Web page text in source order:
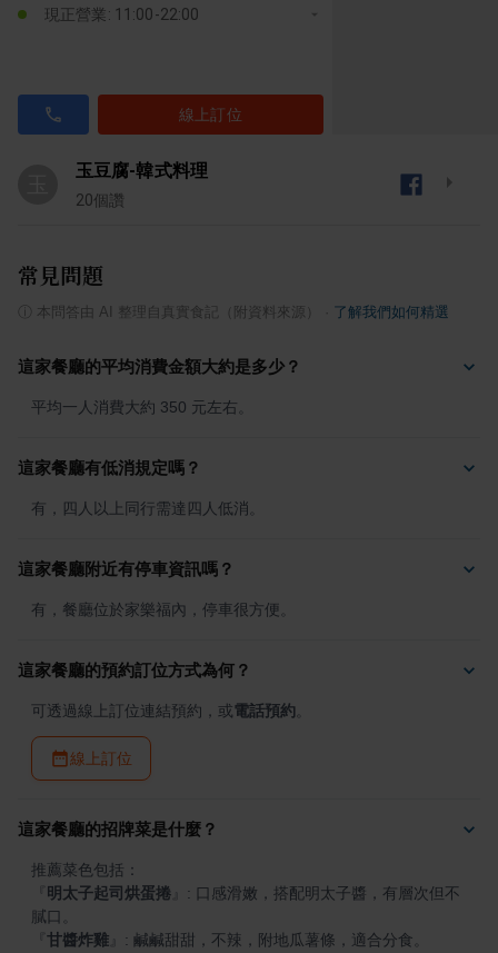
現正營業: 11:00-22:00
線上訂位
玉豆腐-韓式料理
20個讚
常見問題
本問答由 AI 整理自真實食記（附資料來源） 了解我們如何精選
這家餐廳的平均消費金額大約是多少？
平均一人消費大約 350 元左右。
這家餐廳有低消規定嗎？
有，四人以上同行需達四人低消。
這家餐廳附近有停車資訊嗎？
有，餐廳位於家樂福內，停車很方便。
這家餐廳的預約訂位方式為何？
可透過線上訂位連結預約，或電話預約
線上訂位
這家餐廳的招牌菜是什麼？
明太子起司烘蛋捲
: 口感滑嫩，搭配明太子醬，有層次但不
甘醬炸雞